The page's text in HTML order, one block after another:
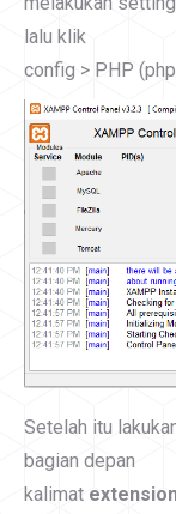
lalu klik
config > PHP
Setelah itu
bagian depan
kalimat